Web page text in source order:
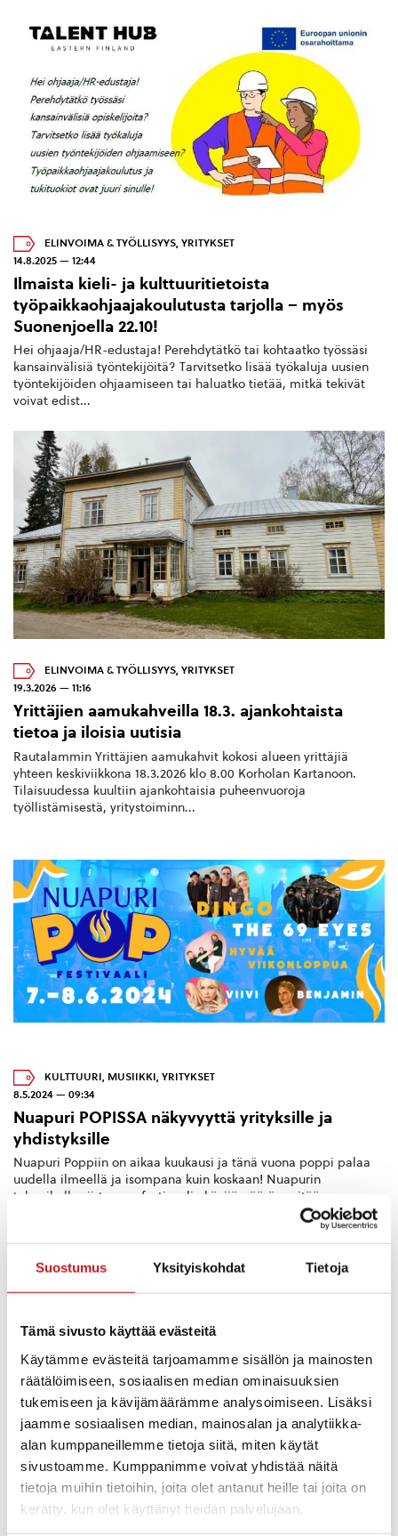
Suostumus Yksityiskohdat Tietoja
Tämä sivusto käyttää evästeitä
Käytämme evästeitä tarjoamamme sisällön ja mainosten
räätälöimiseen, sosiaalisen median ominaisuuksien
tukemiseen ja kävijämäärämme analysoimiseen. Lisäksi
jaamme sosiaalisen median, mainosalan ja analytiikka-
alan kumppaneillemme tietoja siitä, miten käytät
sivustoamme. Kumppanimme voivat yhdistää näitä
tietoja muihin tietoihin, joita olet antanut heille tai joita on
kerätty, kun olet käyttänyt heidän palvelujaan.
ELINVOIMA & TYÖLLISYYS YRITYKSET
14.8.2025 — 12:44
Ilmaista kieli- ja kulttuuritietoista
työpaikkaohjaajakoulutusta tarjolla – myös
Suonenjoella 22.10!
Hei ohjaaja/HR-edustaja! Perehdytätkö tai kohtaatko työssäsi
kansainvälisiä työntekijöitä? Tarvitsetko lisää työkaluja uusien
työntekijöiden ohjaamiseen tai haluatko tietää, mitkä tekivät
voivat edist...
ELINVOIMA & TYÖLLISYYS, YRITYKSET
19.3.2026 — 11:16
Yrittäjien aamukahveilla 18.3. ajankohtaista
tietoa ja iloisia uutisia
Rautalammin Yrittäjien aamukahvit kokosi alueen yrittäjiä
yhteen keskiviikkona 18.3.2026 klo 8.00 Korholan Kartanoon.
Tilaisuudessa kuultiin ajankohtaisia puheenvuoroja
työllistämisestä, yritystoiminn...
KULTTUURI MUSIIKKI YRITYKSET
8.5.2024 — 09:34
Nuapuri POPISSA näkyvyyttä yrityksille ja
yhdistyksille
Nuapuri Poppiin on aikaa kuukausi ja tänä vuona poppi palaa
uudella ilmeellä ja isompana kuin koskaan! Nuapurin
takapihalle siirtyneen festivaalin kävijämäärä pyritään
ASUMINEN JA YMPÄRISTÖ,ELINVOIMA & TYÖLLISYYS, YRITYKSET